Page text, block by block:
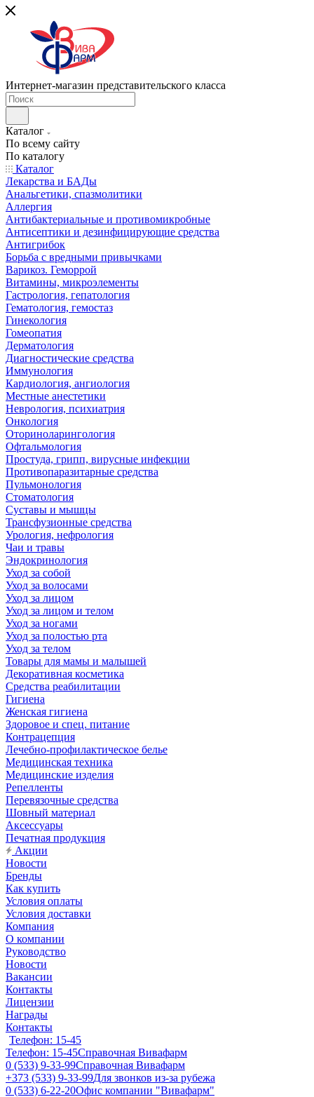
Интернет-магазин представительского класса
Каталог
По всему сайту
По каталогу
Каталог
Лекарства и БАДы
Анальгетики, спазмолитики
Аллергия
Антибактериальные и противомикробные
Антисептики и дезинфицирующие средства
Антигрибок
Борьба с вредными привычками
Варикоз. Геморрой
Витамины, микроэлементы
Гастрология, гепатология
Гематология, гемостаз
Гинекология
Гомеопатия
Дерматология
Диагностические средства
Иммунология
Кардиология, ангиология
Местные анестетики
Неврология, психиатрия
Онкология
Оториноларингология
Офтальмология
Простуда, грипп, вирусные инфекции
Противопаразитарные средства
Пульмонология
Стоматология
Суставы и мышцы
Трансфузионные средства
Урология, нефрология
Чаи и травы
Эндокринология
Уход за собой
Уход за волосами
Уход за лицом
Уход за лицом и телом
Уход за ногами
Уход за полостью рта
Уход за телом
Товары для мамы и малышей
Декоративная косметика
Средства реабилитации
Гигиена
Женская гигиена
Здоровое и спец. питание
Контрацепция
Лечебно-профилактическое белье
Медицинская техника
Медицинские изделия
Репелленты
Перевязочные средства
Шовный материал
Аксессуары
Печатная продукция
Акции
Новости
Бренды
Как купить
Условия оплаты
Условия доставки
Компания
О компании
Руководство
Новости
Вакансии
Контакты
Лицензии
Награды
Контакты
Телефон: 15-45
Телефон: 15-45Справочная Вивафарм
0 (533) 9-33-99Справочная Вивафарм
+373 (533) 9-33-99Для звонков из-за рубежа
0 (533) 6-22-20Офис компании "Вивафарм"